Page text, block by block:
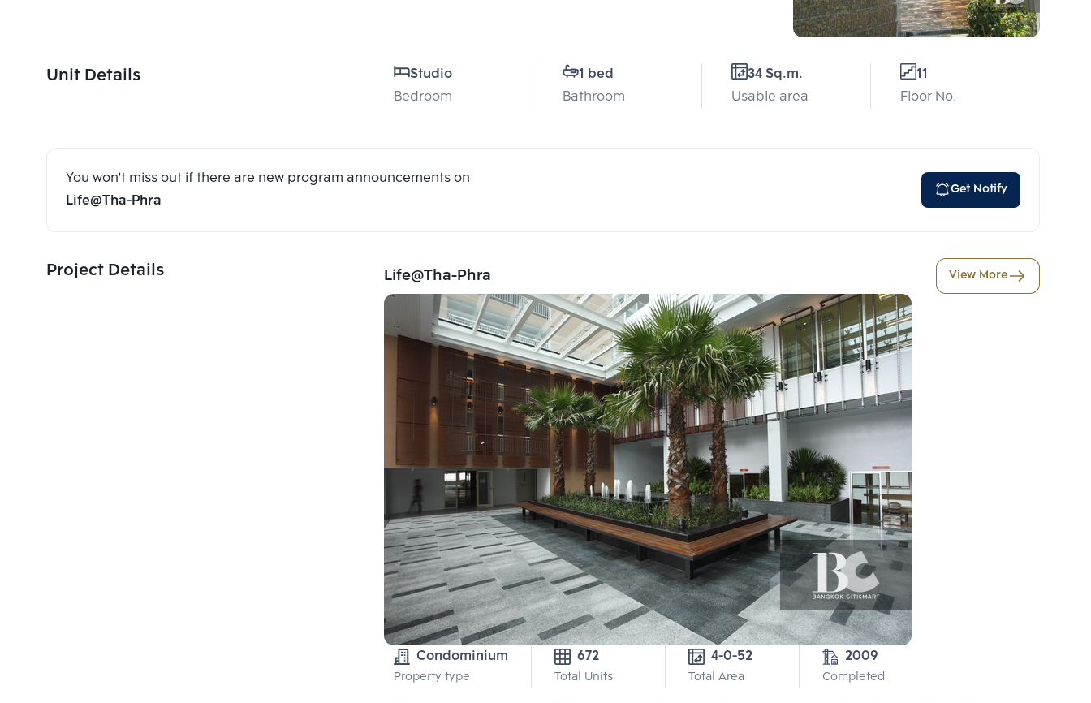
Unit Details
Studio
Bedroom
1 bed
Bathroom
34 Sq.m.
Usable area
11
Floor No.
You won't miss out if there are new program announcements on
Life@Tha-Phra
Get Notify
Project Details Life@Tha-Phra View More
Condominium
Property type
672
Total Units Total Area
2009
Completed